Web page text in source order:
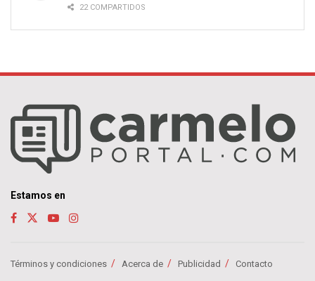
22 COMPARTIDOS
Estamos en
Términos y condiciones Acerca de Publicidad Contacto